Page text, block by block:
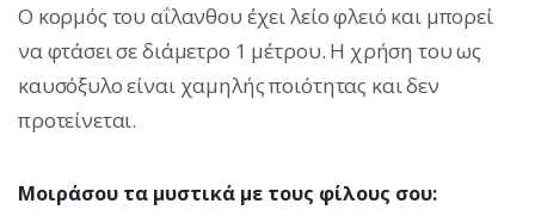
Ο κορμός του αΐλανθου έχει λείο φλειό και μπορεί
να φτάσει σε διάμετρο 1 μέτρου. Η χρήση του ως
καυσόξυλο είναι χαμηλής ποιότητας και δεν
προτείνεται.
Μοιράσου τα μυστικά με τους φίλους σου: